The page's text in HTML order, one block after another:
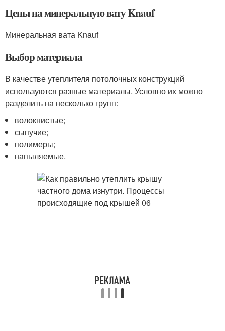
Цены на минеральную вату Knauf
Минеральная вата Knauf
Выбор материала
В качестве утеплителя потолочных конструкций
используются разные материалы. Условно их можно
разделить на несколько групп:
волокнистые;
сыпучие;
полимеры;
напыляемые.